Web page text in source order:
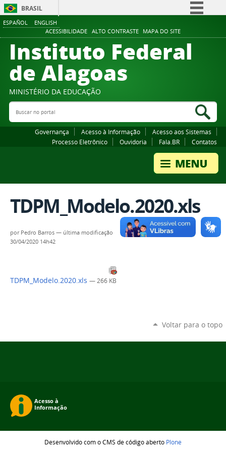
ESPAÑOL ENGLISH
ACESSIBILIDADE ALTO CONTRASTE MAPA DO SITE
BRASIL
Comunica BR
Participe
Canais
Instituto Federal
de Alagoas
MINISTÉRIO DA EDUCAÇÃO
Buscar no portal
Governança Acesso à Informação
Acesso aos Sistemas
Processo Eletrônico
Ouvidoria Fala.BR Contatos
TDPM_Modelo.2020.xls
por Pedro Barros — última modificação
30/04/2020 14h42
TDPM_Modelo.2020.xls — 266 KB
Voltar para o topo
Desenvolvido com o CMS de código aberto Plone